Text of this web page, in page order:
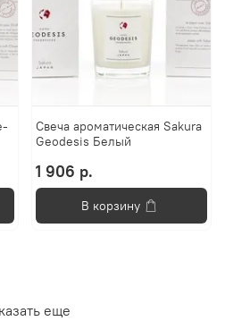
Свеча ароматическая Sakura
Geodesis Белый
1 906 р.
В корзину
еще